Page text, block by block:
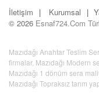
İletişim Kurumsal
© 2026 Esnaf724.Com
Mazıdağı Anahtar Teslim
firmalar, Mazıdağı Modern
Mazıdağı 1 dönüm sera
Mazıdağı Topraksız tarım